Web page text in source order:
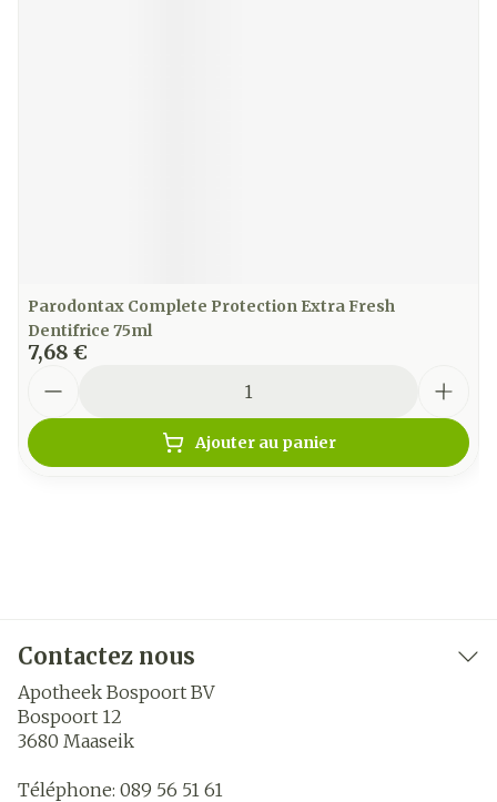
Parodontax Complete Protection Extra Fresh
Dentifrice 75ml
7,68 €
Ajouter au panier
Contactez nous
Apotheek Bospoort BV
Bospoort 12
3680 Maaseik
Téléphone: 089 56 51 61